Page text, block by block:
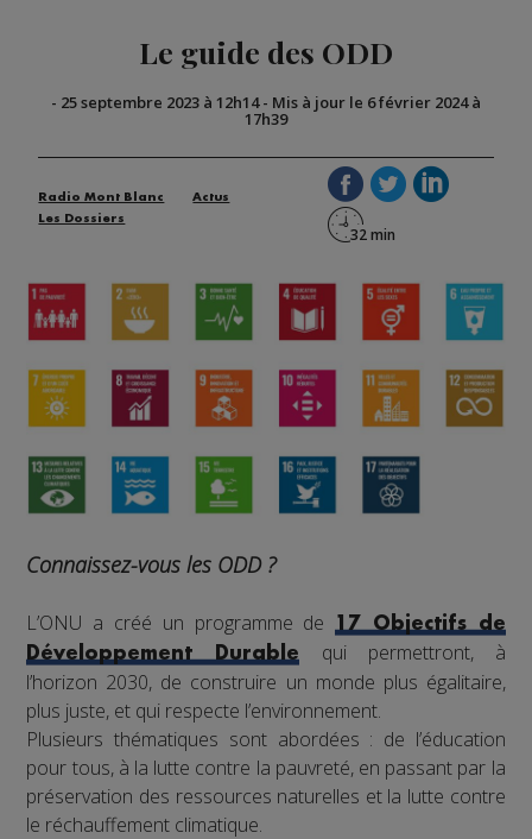
Le guide des ODD
- 25 septembre 2023 à 12h14- Mis à jour le 6 février 2024 à
17h39
Radio Mont Blanc
Actus
Les Dossiers
Connaissez-vous les ODD ?
L’ONU a créé un programme de17 Objectifs de
Développement Durable
qui permettront, à
l’horizon 2030, de construire un monde plus égalitaire,
plus juste, et qui respecte l’environnement.
Plusieurs thématiques sont abordées : de l’éducation
pour tous, à la lutte contre la pauvreté, en passant par la
préservation des ressources naturelles et la lutte contre
le réchauffement climatique.